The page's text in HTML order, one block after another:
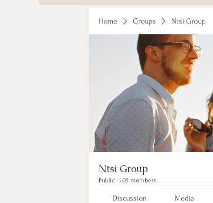
Home Groups Ntsi Group
Ntsi Group
Public · 105 members
Discussion Media